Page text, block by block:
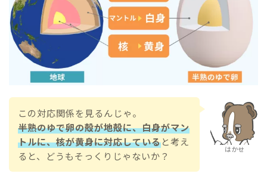
はかせ
この対応関係を見るんじゃ。
半熟のゆで卵の殻が地殻に、白身がマン
トルに、核が黄身に対応していると考え
ると、どうもそっくりじゃないか？